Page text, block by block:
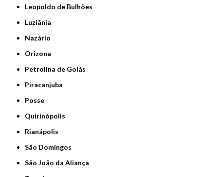
Leopoldo de Bulhões
Luziânia
Nazário
Orizona
Petrolina de Goiás
Piracanjuba
Posse
Quirinópolis
Rianápolis
São Domingos
São João da Aliança